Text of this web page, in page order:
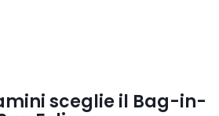
sceglie il Bag-in-